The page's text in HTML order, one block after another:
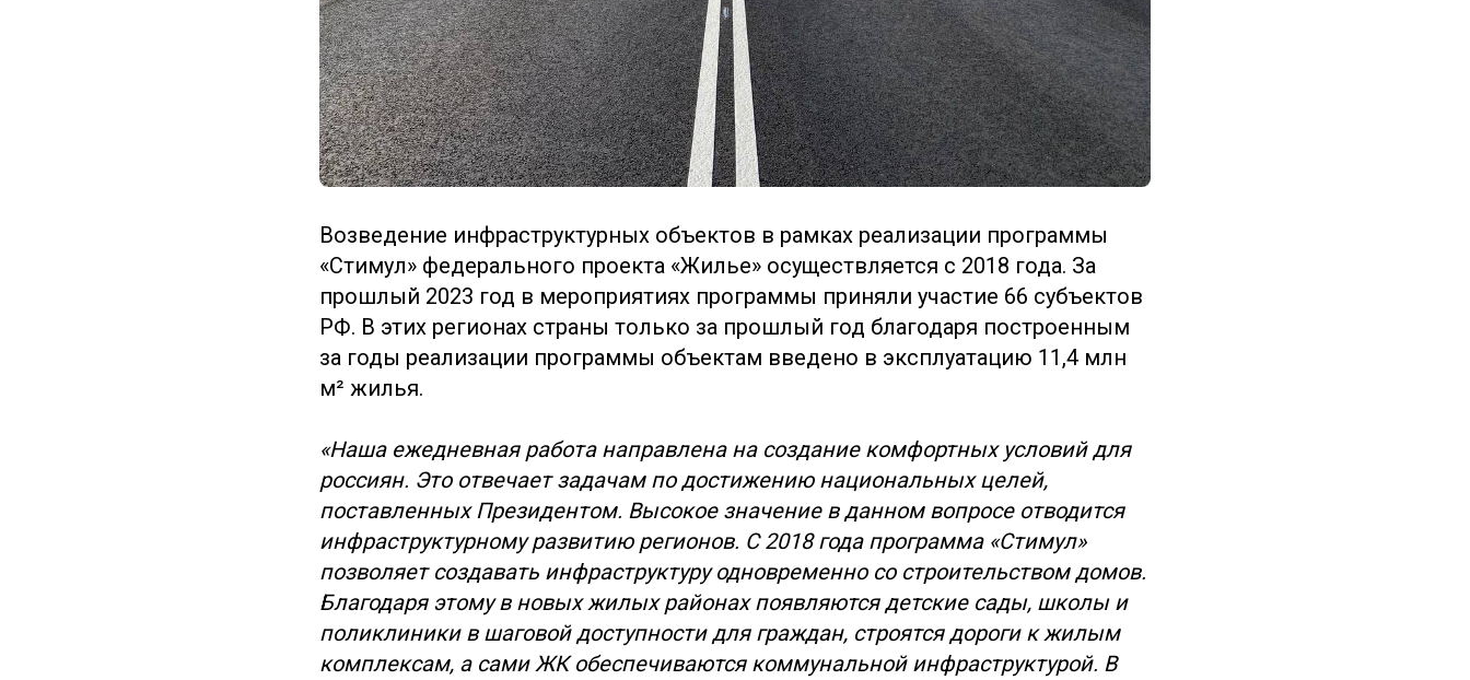
Возведение инфраструктурных объектов в рамках реализации программы
«Стимул» федерального проекта «Жилье» осуществляется с 2018 года. За
прошлый 2023 год в мероприятиях программы приняли участие 66 субъектов
РФ. В этих регионах страны только за прошлый год благодаря построенным
за годы реализации программы объектам введено в эксплуатацию 11,4 млн
м² жилья.
«Наша ежедневная работа направлена на создание комфортных условий для
россиян. Это отвечает задачам по достижению национальных целей,
поставленных Президентом. Высокое значение в данном вопросе отводится
инфраструктурному развитию регионов. С 2018 года программа «Стимул»
позволяет создавать инфраструктуру одновременно со строительством домов.
Благодаря этому в новых жилых районах появляются детские сады, школы и
поликлиники в шаговой доступности для граждан, строятся дороги к жилым
комплексам, а сами ЖК обеспечиваются коммунальной инфраструктурой. В